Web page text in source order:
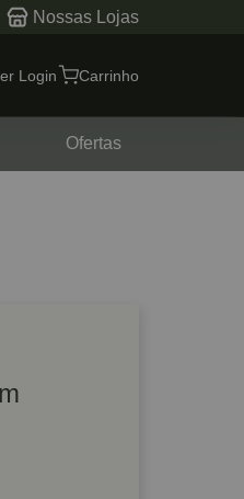
Nossas Lojas
Login Carrinho
Ofertas